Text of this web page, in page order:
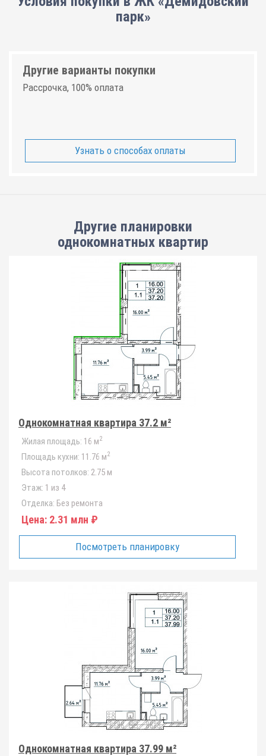
парк»
Другие варианты покупки
Рассрочка, 100% оплата
Узнать о способах оплаты
Другие планировки
однокомнатных квартир
Однокомнатная квартира 37.2 м²
Жилая площадь: 16 м2
Площадь кухни: 11.76 м2
Высота потолков: 2.75 м
Этаж: 1 из 4
Отделка: Без ремонта
Цена: 2.31 млн ₽
Посмотреть планировку
Однокомнатная квартира 37.99 м²